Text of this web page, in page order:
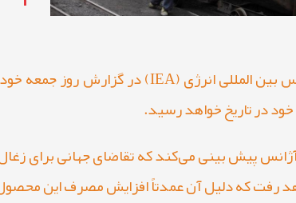
در تاریخ خواهد رسید.
رفت که دلیل آن عمدتاً افزایش مصرف این